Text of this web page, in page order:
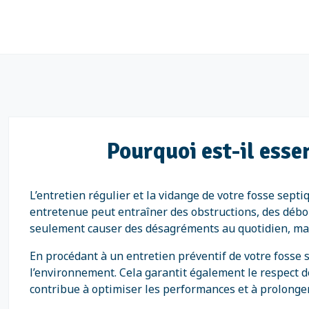
Pourquoi est-il
L’entretien régulier et la vidange de votre fosse
entretenue peut entraîner des obstructions, des
seulement causer des désagréments au quotidien,
En procédant à un entretien préventif de votre
l’environnement. Cela garantit également le
contribue à optimiser les performances et à